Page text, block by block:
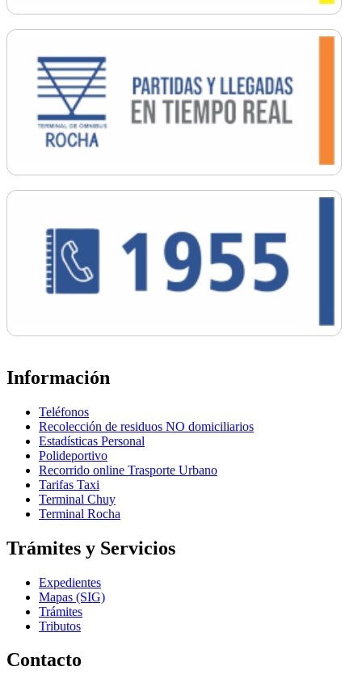
Información
Teléfonos
Recolección de residuos NO domiciliarios
Estadísticas Personal
Polideportivo
Recorrido online Trasporte Urbano
Tarifas Taxi
Terminal Chuy
Terminal Rocha
Trámites y Servicios
Expedientes
Mapas (SIG)
Trámites
Tributos
Contacto